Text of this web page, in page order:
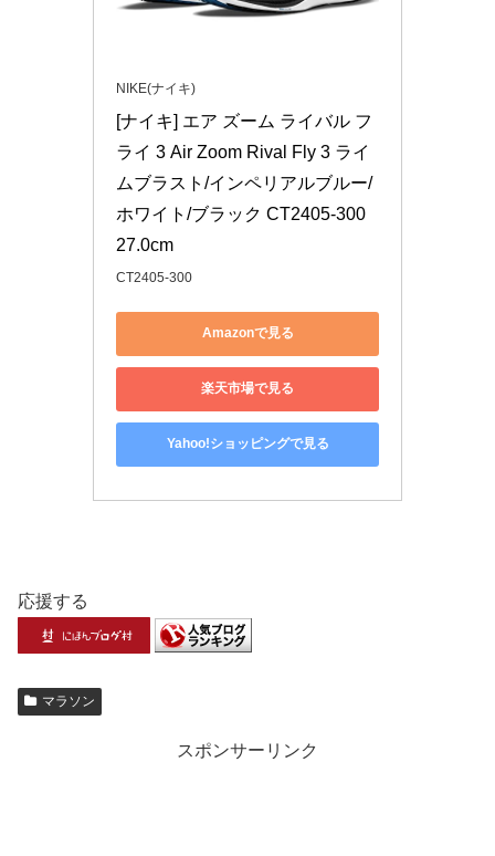
NIKE(ナイキ)
[ナイキ] エア ズーム ライバル フ
ライ 3 Air Zoom Rival Fly 3 ライ
ムブラスト/インペリアルブルー/
ホワイト/ブラック CT2405-300
27.0cm
CT2405-300
Amazonで見る
楽天市場で見る
Yahoo!ショッピングで見る
応援する
マラソン
スポンサーリンク